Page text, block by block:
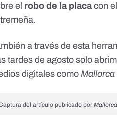
el robo de la placacon
a través de esta
tardes de agosto solo
digitales comoMallorca
del artículo publicado por